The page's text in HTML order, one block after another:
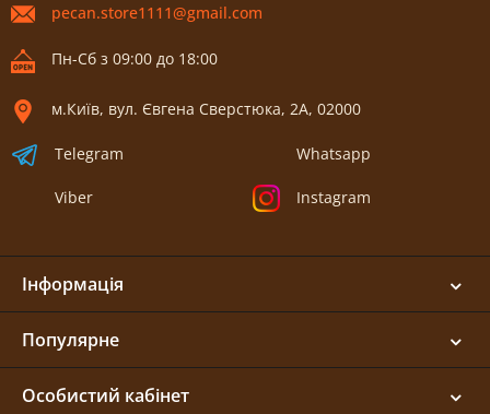
pecan.store1111@gmail.com
Пн-Сб з 09:00 до 18:00
м.Київ, вул. Євгена Сверстюка, 2А, 02000
Telegram
Viber
Whatsapp
Instagram
Інформація
Популярне
Особистий кабінет